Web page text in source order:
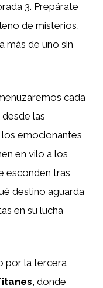
3. Prepárate
de misterios,
más de uno sin
cada
las
emocionantes
en vilo a los
esconden tras
destino aguarda
en su lucha
por la tercera
, donde